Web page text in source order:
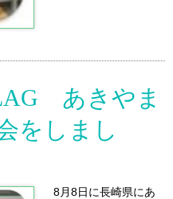
あきやま
をしまし
8月8日に長崎県にあ